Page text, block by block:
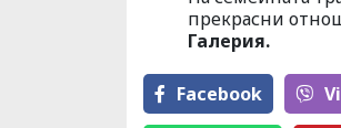
прекрасни
Галерия.
Facebook